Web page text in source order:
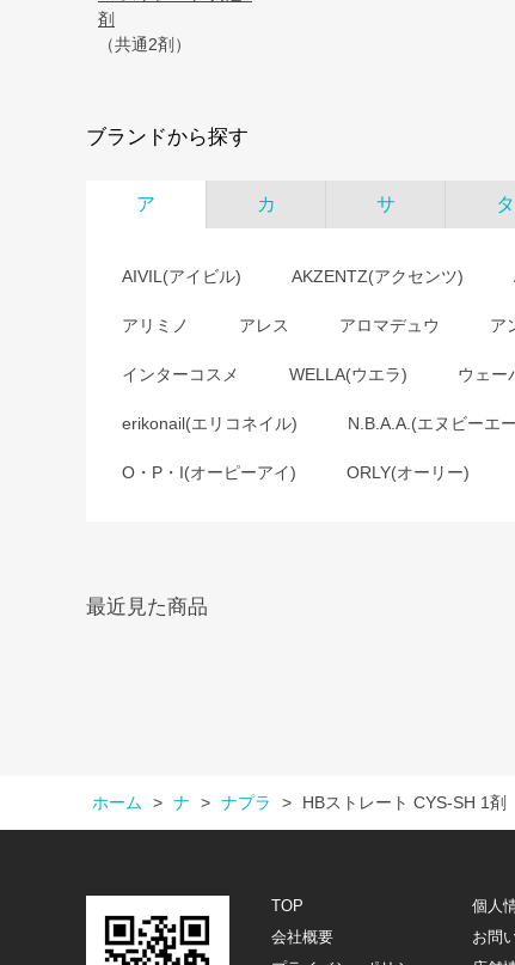
剤
（共通2剤）
ブランドから探す
ア カ サ タ
AIVIL(アイビル) AKZENTZ(アクセンツ)
アリミノ アレス アロマデュウ ア
インターコスメ WELLA(ウエラ) ウェー
erikonail(エリコネイル) N.B.A.A.(エヌビーエ
O・P・I(オーピーアイ) ORLY(オーリー)
最近見た商品
ホーム > ナ > ナプラ > HBストレート CYS-SH 1剤
TOP
個人
会社概要
お問